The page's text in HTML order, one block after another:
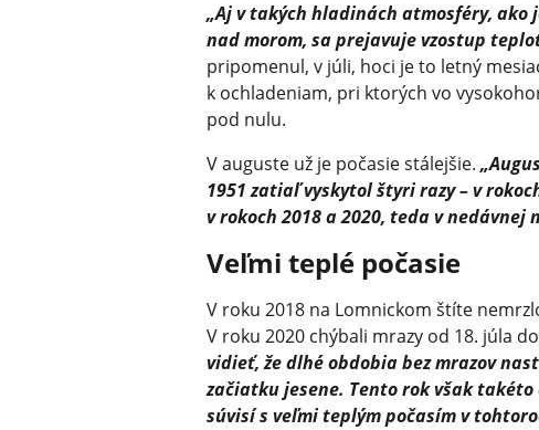
„Aj v takých hladinách atmosféry, ako
nad morom, sa prejavuje vzostup
pripomenul, v júli, hoci je to letný
k ochladeniam, pri ktorých vo
pod nulu.
V auguste už je počasie stálejšie.
1951 zatiaľ vyskytol štyri razy – v
v rokoch 2018 a 2020, teda v nedávnej
Veľmi teplé počasie
V roku 2018 na Lomnickom štíte
V roku 2020 chýbali mrazy od 18. júla
vidieť, že dlhé obdobia bez mrazov
začiatku jesene. Tento rok však
súvisí s veľmi teplým počasím v